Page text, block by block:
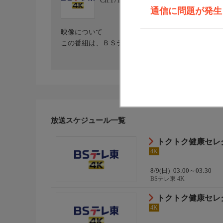
通信に問題が発
映像について
この番組は、ＢＳテレ東（２Ｋ）放送番組を４Ｋ
放送スケジュール一覧
トクトク健康セ
4K
8/9(日) 03:00～03:30
BSテレ東 4K
トクトク健康セ
4K